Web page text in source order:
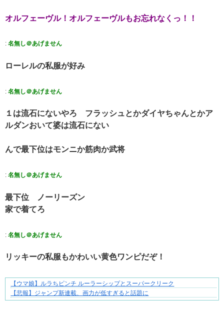
オルフェーヴル！オルフェーヴルもお忘れなくっ！！
: 名無し＠あげません
ローレルの私服が好み
: 名無し＠あげません
１は流石にないやろ フラッシュとかダイヤちゃんとかア
ルダンおいて婆は流石にない
んで最下位はモンニか筋肉か武将
: 名無し＠あげません
最下位 ノーリーズン
家で着てろ
: 名無し＠あげません
リッキーの私服もかわいい黄色ワンピだぞ！
悩んでいるのは私だけ？夫との距離
【ウマ娘】ルラちピンチ ルーラーシップとスーパークリーク
【悲報】ジャンプ新連載、画力が低すぎると話題に